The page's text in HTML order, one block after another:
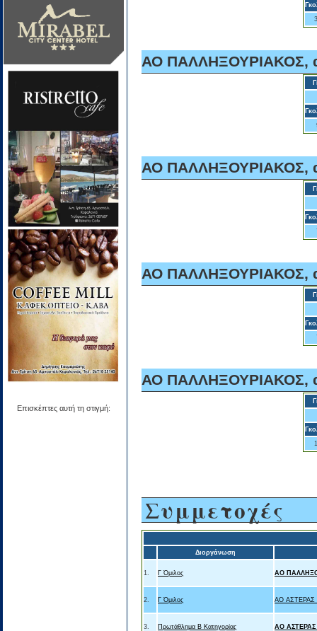
Επισκέπτες αυτή τη στιγμή:
ΑΟ ΠΑΛΛΗΞΟΥΡΙΑΚΟΣ,
ΑΟ ΠΑΛΛΗΞΟΥΡΙΑΚΟΣ,
ΑΟ ΠΑΛΛΗΞΟΥΡΙΑΚΟΣ,
ΑΟ ΠΑΛΛΗΞΟΥΡΙΑΚΟΣ,
Συμμετοχές
Διοργάνωση
1. Γ Όμιλος ΑΟ
2. Γ Όμιλος ΑΟ
3. Πρωτάθλημα Β Κατηγορίας ΑΟ ΑΣΤΕΡΑΣ